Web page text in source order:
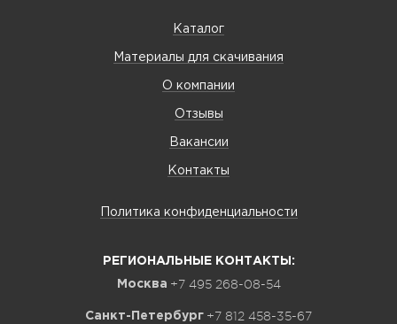
Каталог
Материалы для скачивания
О компании
Отзывы
Вакансии
Контакты
Политика конфиденциальности
РЕГИОНАЛЬНЫЕ КОНТАКТЫ:
Москва +7 495 268-08-54
Санкт-Петербург +7 812 458-35-67